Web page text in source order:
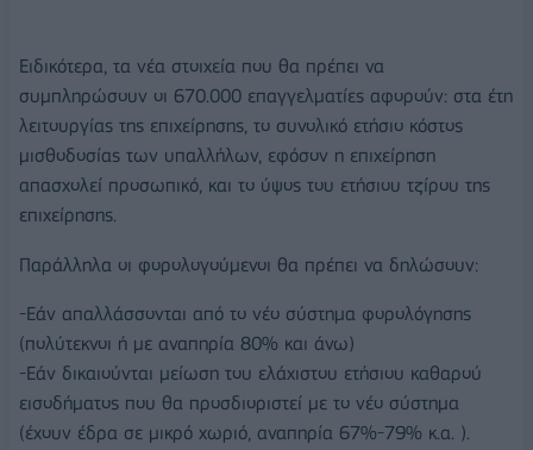
Ειδικότερα, τα νέα στοιχεία που θα πρέπει να
συμπληρώσουν οι 670.000 επαγγελματίες αφορούν: στα έτη
λειτουργίας της επιχείρησης, το συνολικό ετήσιο κόστος
μισθοδοσίας των υπαλλήλων, εφόσον η επιχείρηση
απασχολεί προσωπικό, και το ύψος του ετήσιου τζίρου της
επιχείρησης.
Παράλληλα οι φορολογούμενοι θα πρέπει να δηλώσουν:
-Εάν απαλλάσσονται από το νέο σύστημα φορολόγησης
(πολύτεκνοι ή με αναπηρία 80% και άνω)
-Εάν δικαιούνται μείωση του ελάχιστου ετήσιου καθαρού
εισοδήματος που θα προσδιοριστεί με το νέο σύστημα
(έχουν έδρα σε μικρό χωριό, αναπηρία 67%-79% κ.α. ).